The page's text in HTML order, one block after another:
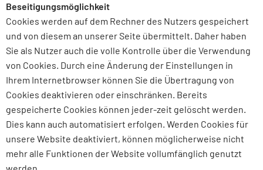
Beseitigungsmöglichkeit
Cookies werden auf dem Rechner des Nutzers gespeichert
und von diesem an unserer Seite übermittelt. Daher haben
Sie als Nutzer auch die volle Kontrolle über die Verwendung
von Cookies. Durch eine Änderung der Einstellungen in
Ihrem Internetbrowser können Sie die Übertragung von
Cookies deaktivieren oder einschränken. Bereits
gespeicherte Cookies können jeder-zeit gelöscht werden.
Dies kann auch automatisiert erfolgen. Werden Cookies für
unsere Website deaktiviert, können möglicherweise nicht
mehr alle Funktionen der Website vollumfänglich genutzt